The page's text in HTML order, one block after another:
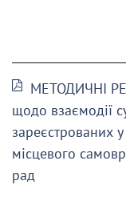
МЕТОДИЧНІ
щодо взаємодії
зареєстрованих
місцевого
рад